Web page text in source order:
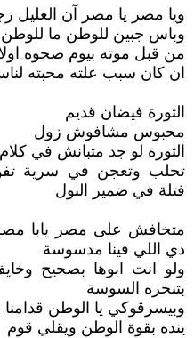
ويا مصر يا مصر آن العليل
وباس جبين للوطن ما
من قبل موته بيوم صحوه
ان كان سبب علته محبته
الثورة فيضان قديم
محبوس مشافوش زول
الثورة لو جد متبانش في
تحلب وتعجن في سرية
فتلة في ضمير النول
متخافش على مصر يابا
دي اللي فينا مدسوسة
ولو انت ابوها بصحيح
بتنخره السوسة
وبيسرقوكي يا الوطن
ينده بقوة الوطن ويقلي قوم